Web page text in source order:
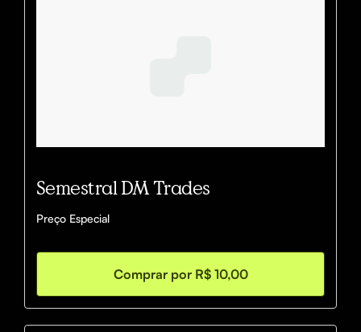
Semestral DM Trades
Preço Especial
Comprar por R$ 10,00